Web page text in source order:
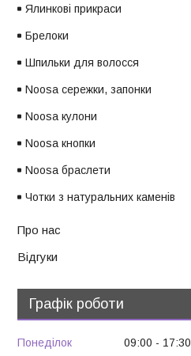
Ялинкові прикраси
Брелоки
Шпильки для волосся
Noosa сережки, запонки
Noosa кулони
Noosa кнопки
Noosa браслети
Чотки з натуральних каменів
Про нас
Відгуки
Графік роботи
Понеділок 09:00
17:30